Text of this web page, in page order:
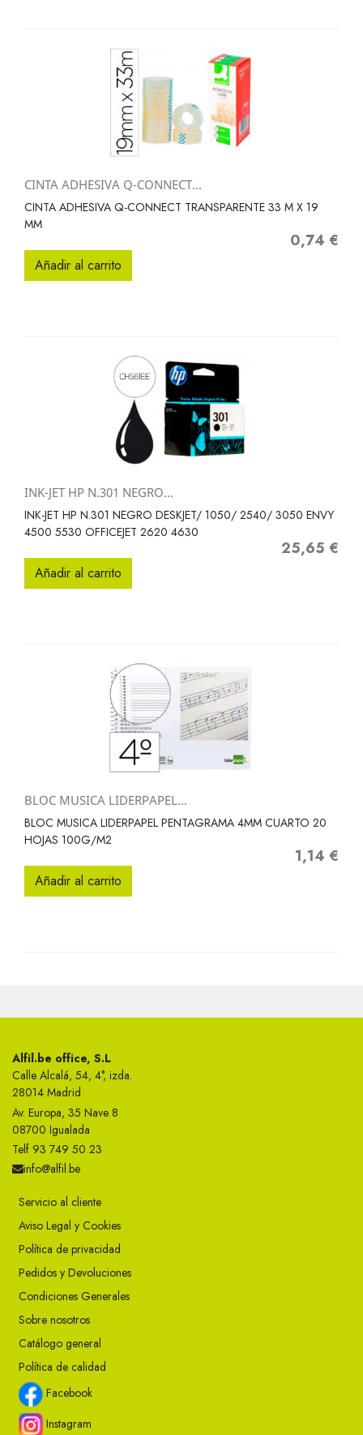
CINTA ADHESIVA Q-CONNECT...
CINTA ADHESIVA Q-CONNECT TRANSPARENTE 33 M X 19
MM
Precio
0,74 €
Añadir al carrito
INK-JET HP N.301 NEGRO...
INK-JET HP N.301 NEGRO DESKJET/ 1050/ 2540/ 3050 ENVY
4500 5530 OFFICEJET 2620 4630
Precio
25,65 €
Añadir al carrito
BLOC MUSICA LIDERPAPEL...
BLOC MUSICA LIDERPAPEL PENTAGRAMA 4MM CUARTO 20
HOJAS 100G/M2
Precio
1,14 €
Añadir al carrito
Alfil.be office, S.L
Calle Alcalá, 54, 4°, izda.
28014 Madrid
Av. Europa, 35 Nave 8
08700 Igualada
Telf 93 749 50 23
info@alfil.be
Servicio al cliente
Aviso Legal y Cookies
Política de privacidad
Pedidos y Devoluciones
Condiciones Generales
Sobre nosotros
Catálogo general
Política de calidad
Facebook
Instagram